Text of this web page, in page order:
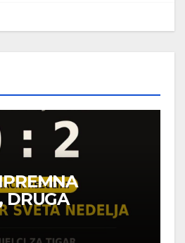
DRUGA
TIGROVE